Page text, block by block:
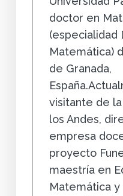
doctor en
(especialidad
Matemática)
de Granada,
visitante de
los Andes,
empresa
proyecto
maestría en
Matemática y